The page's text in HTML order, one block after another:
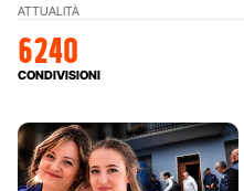
ATTUALITÀ
6240
CONDIVISIONI